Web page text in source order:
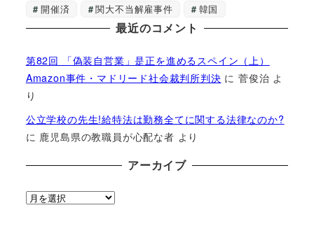
開催済
関大不当解雇事件 韓国
最近のコメント
第82回 「偽装自営業」是正を進めるスペイン（上）
Amazon事件・マドリード社会裁判所判決 に菅俊治 よ
り
公立学校の先生!給特法は勤務全てに関する法律なのか?
に 鹿児島県の教職員が心配な者 より
アーカイブ
ア